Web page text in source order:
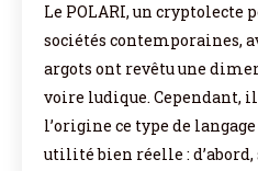
Le POLARI, un cryptolecte
sociétés contemporaines,
argots ont revêtu une
voire ludique. Cependant, il
l’origine ce type de
utilité bien réelle :